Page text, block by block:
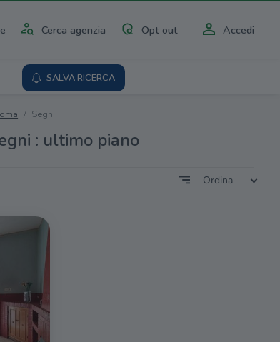
Cerca agenzia Opt out Accedi
SALVA RICERCA
Segni
: ultimo piano
Ordina